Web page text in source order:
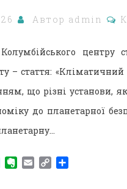
Автор admin
центру
– стаття: «Кліматичний
що різні установи,
до планетарної
TwitterEvernote
EmailCopy